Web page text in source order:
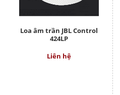
Loa âm trần JBL Control
424LP
Liên hệ